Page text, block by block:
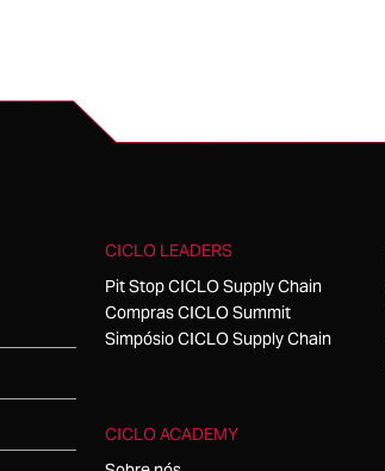
CICLO LEADERS
Pit Stop CICLO Supply Chain
Compras CICLO Summit
Simpósio CICLO Supply Chain
CICLO ACADEMY